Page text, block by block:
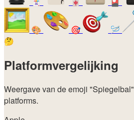
🎨 🎯 🪡
🤔
Platformvergelijking
Weergave van de emoji "Spiegelbal"
platforms.